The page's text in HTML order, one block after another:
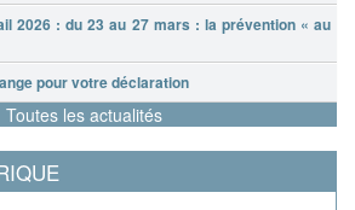
2026 : du 23 au 27 mars : la prévention « au
pour votre déclaration
Toutes les actualités